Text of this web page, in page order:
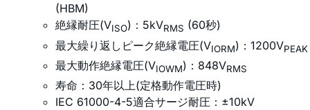
(HBM)
絶縁耐圧(VISO)：5kVRMS (60秒)
最大繰り返しピーク絶縁電圧(VIORM)：1200VPEAK
最大動作絶縁電圧(VIOWM)：848VRMS
寿命：30年以上(定格動作電圧時)
IEC 61000-4-5適合サージ耐圧：±10kV